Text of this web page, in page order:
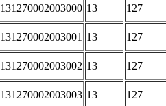
131270002003000 13 127
131270002003001 13 127
131270002003002 13 127
131270002003003 13 127